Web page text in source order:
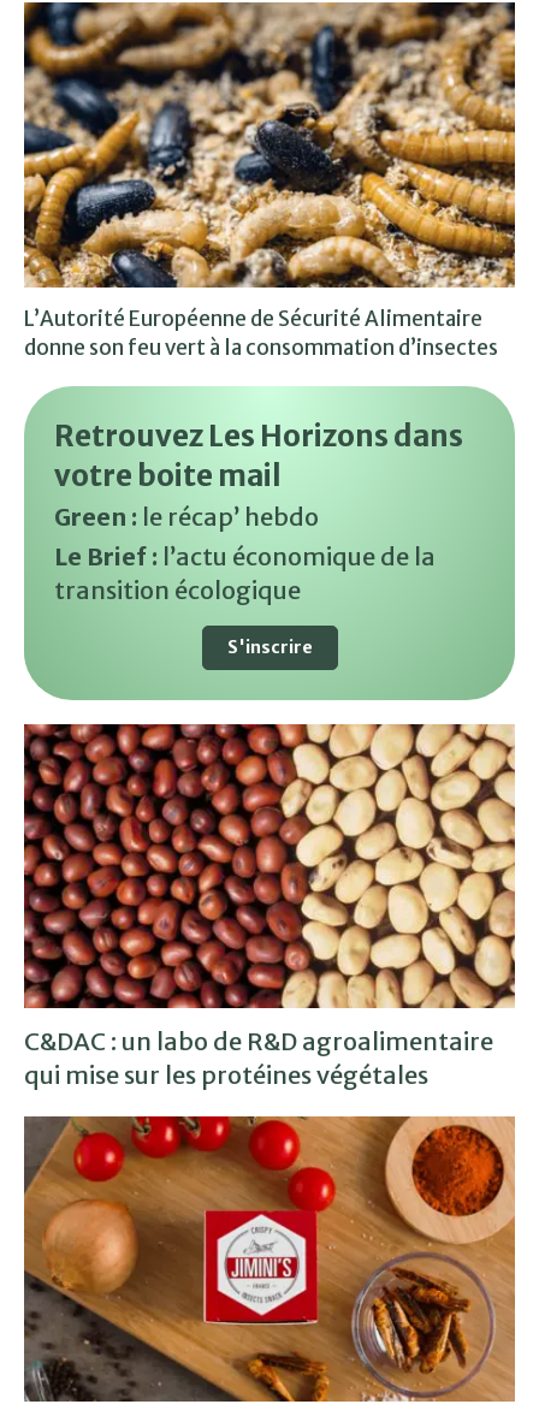
L’Autorité Européenne de Sécurité Alimentaire
donne son feu vert à la consommation d’insectes
Retrouvez Les Horizons dans
votre boite mail
Green : le récap’ hebdo
Le Brief : l’actu économique de la
transition écologique
S'inscrire
C&DAC : un labo de R&D agroalimentaire
qui mise sur les protéines végétales